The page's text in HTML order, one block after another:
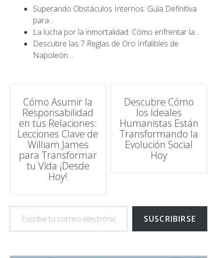
Superando Obstáculos Internos: Guía Definitiva
para…
La lucha por la inmortalidad: Cómo enfrentar la…
Descubre las 7 Reglas de Oro Infalibles de
Napoleón…
Navegación
de
entradas
Cómo Asumir la
Responsabilidad
en tus Relaciones:
Lecciones Clave de
William James
para Transformar
tu Vida ¡Desde
Hoy!
Descubre Cómo
los Ideales
Humanistas Están
Transformando la
Evolución Social
Hoy
Escribe tu correo electrónico…
SUSCRIBIRSE